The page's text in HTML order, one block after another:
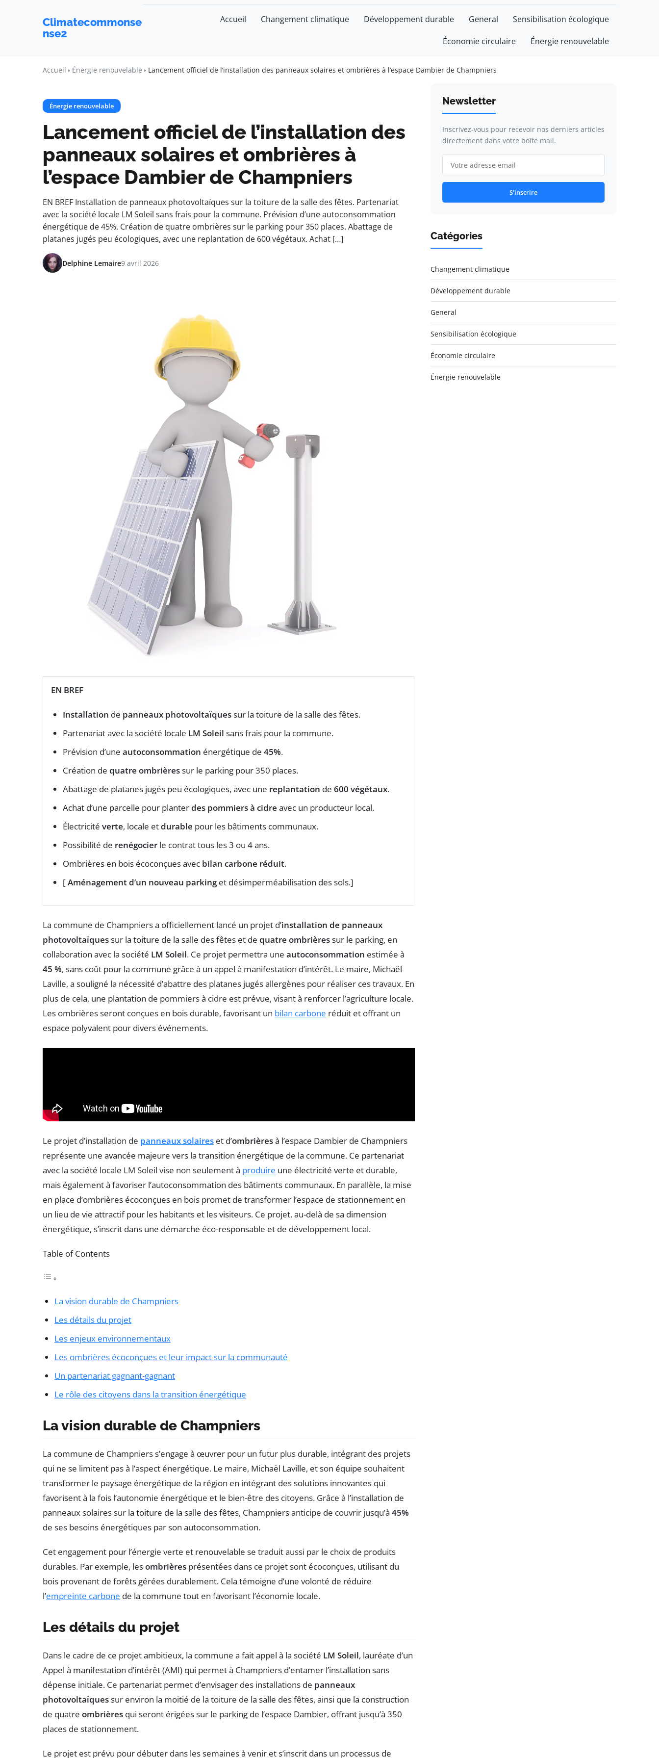
Climatecommonse
nse2
Accueil Changement climatique Développement durable General Sensibilisation écologique
Économie circulaire Énergie renouvelable
Accueil Énergie renouvelable Lancement officiel de l’installation des panneaux solaires et ombrières à l’espace Dambier de Champniers
Énergie renouvelable
Lancement officiel de l’installation des
panneaux solaires et ombrières à
l’espace Dambier de Champniers
EN BREF Installation de panneaux photovoltaïques sur la toiture de la salle des fêtes. Partenariat
avec la société locale LM Soleil sans frais pour la commune. Prévision d’une autoconsommation
énergétique de 45%. Création de quatre ombrières sur le parking pour 350 places. Abattage de
platanes jugés peu écologiques, avec une replantation de 600 végétaux. Achat […]
Delphine Lemaire9 avril 2026
EN BREF
Installation de panneaux photovoltaïquessur la toiture de la salle des fêtes.
Partenariat avec la société locale LM Soleil sans frais pour la commune.
Prévision d’une autoconsommation énergétique de 45%.
Création de quatre ombrièressur le parking pour 350 places.
Abattage de platanes jugés peu écologiques, avec une replantation de 600 végétaux.
Achat d’une parcelle pour planterdes pommiers à cidre avec un producteur local.
Électricité verte, locale etdurable pour les bâtiments communaux.
Possibilité de renégocier le contrat tous les 3 ou 4 ans.
Ombrières en bois écoconçues avec bilan carbone réduit.
[Aménagement d’un nouveau parkinget désimperméabilisation des sols.]
La commune de Champniers a officiellement lancé un projet d’installation de panneaux
photovoltaïquessur la toiture de la salle des fêtes et de quatre ombrièressur le parking, en
collaboration avec la société LM Soleil. Ce projet permettra une autoconsommation estimée à
45 %, sans coût pour la commune grâce à un appel à manifestation d’intérêt. Le maire, Michaël
Laville, a souligné la nécessité d’abattre des platanes jugés allergènes pour réaliser ces travaux. En
plus de cela, une plantation de pommiers à cidre est prévue, visant à renforcer l’agriculture locale.
Les ombrières seront conçues en bois durable, favorisant un bilan carbone réduit et offrant un
espace polyvalent pour divers événements.
Le projet d’installation de panneaux solaires et d’ombrièresà l’espace Dambier de Champniers
représente une avancée majeure vers la transition énergétique de la commune. Ce partenariat
avec la société locale LM Soleil vise non seulement à produire une électricité verte et durable,
mais également à favoriser l’autoconsommation des bâtiments communaux. En parallèle, la mise
en place d’ombrières écoconçues en bois promet de transformer l’espace de stationnement en
un lieu de vie attractif pour les habitants et les visiteurs. Ce projet, au-delà de sa dimension
énergétique, s’inscrit dans une démarche éco-responsable et de développement local.
Table of Contents
La vision durable de Champniers
Les détails du projet
Les enjeux environnementaux
Les ombrières écoconçues et leur impact sur la communauté
Un partenariat gagnant-gagnant
Le rôle des citoyens dans la transition énergétique
La vision durable de Champniers
La commune de Champniers s’engage à œuvrer pour un futur plus durable, intégrant des projets
qui ne se limitent pas à l’aspect énergétique. Le maire, Michaël Laville, et son équipe souhaitent
transformer le paysage énergétique de la région en intégrant des solutions innovantes qui
favorisent à la fois l’autonomie énergétique et le bien-être des citoyens. Grâce à l’installation de
panneaux solaires sur la toiture de la salle des fêtes, Champniers anticipe de couvrir jusqu’à 45%
de ses besoins énergétiques par son autoconsommation.
Cet engagement pour l’énergie verte et renouvelable se traduit aussi par le choix de produits
durables. Par exemple, lesombrières présentées dans ce projet sont écoconçues, utilisant du
bois provenant de forêts gérées durablement. Cela témoigne d’une volonté de réduire
l’empreinte carbone de la commune tout en favorisant l’économie locale.
Les détails du projet
Dans le cadre de ce projet ambitieux, la commune a fait appel à la société LM Soleil, lauréate d’un
Appel à manifestation d’intérêt (AMI) qui permet à Champniers d’entamer l’installation sans
dépense initiale. Ce partenariat permet d’envisager des installations de panneaux
photovoltaïquessur environ la moitié de la toiture de la salle des fêtes, ainsi que la construction
de quatre ombrières qui seront érigées sur le parking de l’espace Dambier, offrant jusqu’à 350
places de stationnement.
Le projet est prévu pour débuter dans les semaines à venir et s’inscrit dans un processus de
Newsletter
Inscrivez-vous pour recevoir nos derniers articles
directement dans votre boîte mail.
S'inscrire
Catégories
Changement climatique
Développement durable
General
Sensibilisation écologique
Économie circulaire
Énergie renouvelable